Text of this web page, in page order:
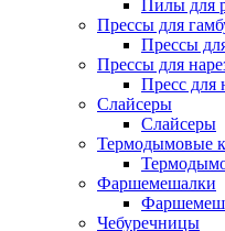
Пилы для
Прессы для
Прессы
Прессы для
Пресс для
Слайсеры
Слайсеры
Термодымовые
Фаршемешалки
Чебуречницы